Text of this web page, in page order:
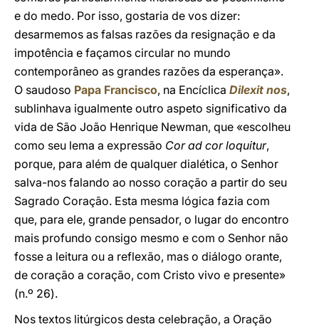
e do medo. Por isso, gostaria de vos dizer:
desarmemos as falsas razões da resignação e da
impotência e façamos circular no mundo
contemporâneo as grandes razões da esperança».
O saudoso Papa Francisco, na Encíclica Dilexit nos,
sublinhava igualmente outro aspeto significativo da
vida de São João Henrique Newman, que «escolheu
como seu lema a expressão Cor ad cor loquitur,
porque, para além de qualquer dialética, o Senhor
salva-nos falando ao nosso coração a partir do seu
Sagrado Coração. Esta mesma lógica fazia com
que, para ele, grande pensador, o lugar do encontro
mais profundo consigo mesmo e com o Senhor não
fosse a leitura ou a reflexão, mas o diálogo orante,
de coração a coração, com Cristo vivo e presente»
(n.º 26).
Nos textos litúrgicos desta celebração, a Oração